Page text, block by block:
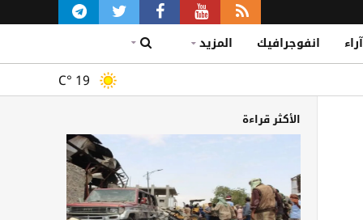
آراء انفوجرافيك المزيد
C° 19
الأكثر قراءة